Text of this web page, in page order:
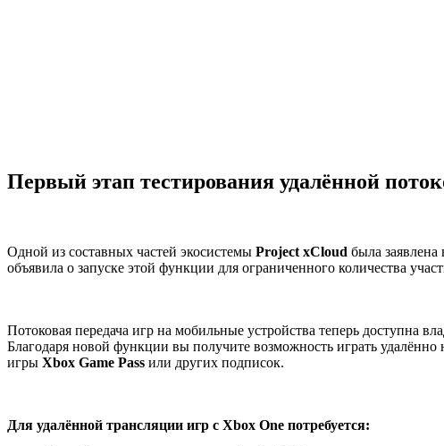
Первый этап тестирования удалённой
Одной из составных частей экосистемы Project xCloud была
объявила о запуске этой функции для ограниченного количества
Потоковая передача игр на мобильные устройства теперь доступна
Благодаря новой функции вы получите возможность играть
игры Xbox Game Pass или других подписок.
Для удалённой трансляции игр с Xbox One потребуется: